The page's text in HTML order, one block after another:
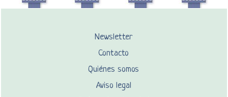
Newsletter
Contacto
Quiénes somos
Aviso legal